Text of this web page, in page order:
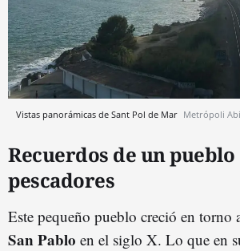
Vistas panorámicas de Sant Pol de Mar Metrópoli
Recuerdos de un pueblo
pescadores
Este pequeño pueblo creció en torno
San Pablo en el siglo X. Lo que en